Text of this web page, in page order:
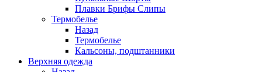
Плавки Брифы Слипы
Термобелье
Назад
Термобелье
Кальсоны, подштанники
Верхняя одежда